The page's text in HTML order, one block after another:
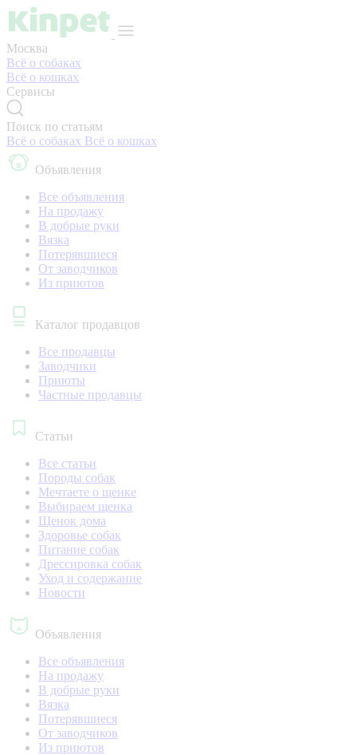
Москва
Всё о собаках
Всё о кошках
Сервисы
Поиск по статьям
Всё о собаках Всё о кошках
Объявления
Все объявления
На продажу
В добрые руки
Вязка
Потерявшиеся
От заводчиков
Из приютов
Каталог продавцов
Все продавцы
Заводчики
Приюты
Частные продавцы
Статьи
Все статьи
Породы собак
Мечтаете о щенке
Выбираем щенка
Щенок дома
Здоровье собак
Питание собак
Дрессировка собак
Уход и содержание
Новости
Объявления
Все объявления
На продажу
В добрые руки
Вязка
Потерявшиеся
От заводчиков
Из приютов